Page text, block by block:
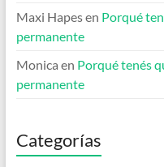
Maxi Hapesen Porqué
permanente
Monica en Porqué tenés
permanente
Categorías